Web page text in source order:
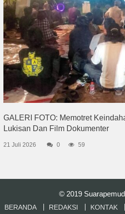
GALERI FOTO: Memotret
Lukisan Dan Film Dokumenter
21 Juli 2026 0 59
© 2019
BERANDA REDAKSI KONTAK